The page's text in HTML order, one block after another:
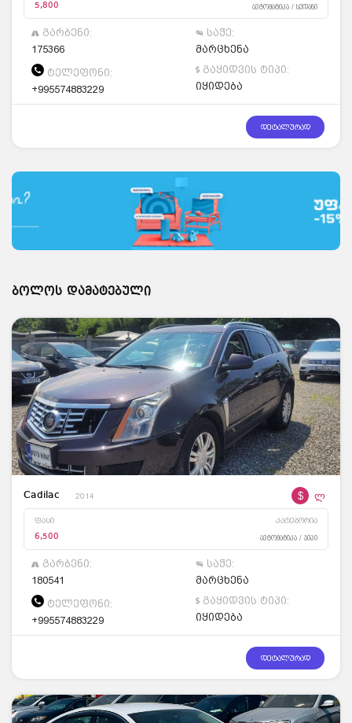
5,800 ავტომატიკა / სედანი
გარბენი:
175366
საჭე:
მარცხენა
ტელეფონი:
+995574883229
გაყიდვის ტიპი:
იყიდება
დეტალურად
ბოლოს დამატებული
Cadilac 2014 $ ლ
ფასი კატეგორია
6,500 ავტომატიკა / ჯიპი
გარბენი:
180541
საჭე:
მარცხენა
ტელეფონი:
+995574883229
გაყიდვის ტიპი:
იყიდება
დეტალურად